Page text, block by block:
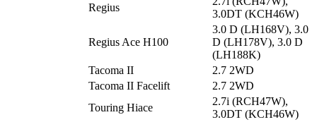
Regius
3.0DT (KCH46W)
Regius Ace H100
3.0 D (LH168V), 3.0
D (LH178V), 3.0 D
(LH188K)
Tacoma II
2.7 2WD
Tacoma II Facelift
2.7 2WD
Touring Hiace
2.7i (RCH47W),
3.0DT (KCH46W)